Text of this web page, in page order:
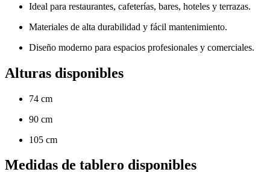
Ideal para restaurantes, cafeterías, bares, hoteles y terrazas.
Materiales de alta durabilidad y fácil mantenimiento.
Diseño moderno para espacios profesionales y comerciales.
Alturas disponibles
74 cm
90 cm
105 cm
Medidas de tablero disponibles